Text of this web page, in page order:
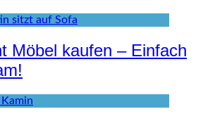
Möbel kaufen – Einfach